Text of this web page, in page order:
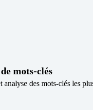
mots-clés
analyse des mots-clés les